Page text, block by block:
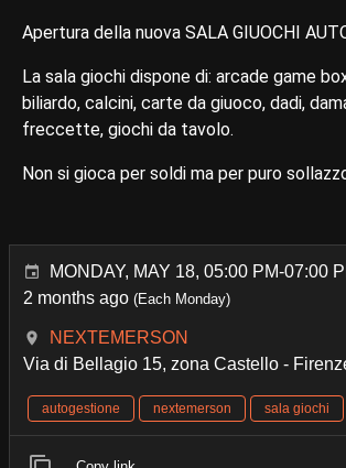
Apertura della nuova SALA GIUOCHI
La sala giochi dispone di: arcade game
biliardo, calcini, carte da giuoco, dadi,
freccette, giochi da tavolo.
Non si gioca per soldi ma per puro
MONDAY, MAY 18, 05:00 PM-07:00
2 months ago (Each Monday)
NEXTEMERSON
Via di Bellagio 15, zona Castello -
autogestione nextemerson sala giochi